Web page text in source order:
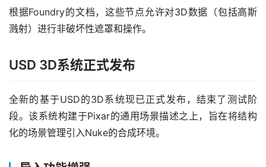
根据Foundry的文档，这些节点允许对3D数据（包括高斯
溅射）进行非破坏性遮罩和操作。
USD 3D系统正式发布
全新的基于USD的3D系统现已正式发布，结束了测试阶
段。该系统构建于Pixar的通用场景描述之上，旨在将结构
化的场景管理引入Nuke的合成环境。